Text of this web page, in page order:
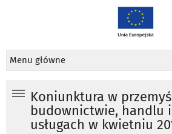
Menu główne
Koniunktura w
budownictwie, handlu i
usługach w kwietniu